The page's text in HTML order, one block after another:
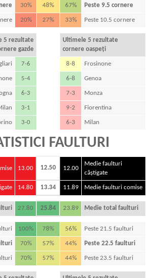
30% 48% 67% Peste 9.5 cornere
20% 27% 33% Peste 10.5 cornere
5 rezultate
gazde
Ultimele 5 rezultate
cornere oaspeți
7-6 8-8 Frosinone
5-4 6-8 Genoa
6-3 7-3 Monza
3-1 9-2 Fiorentina
3-0 6-3 Milan
FAULTURI
13.00 12.50 12.00
Medie faulturi
câștigate
14.80 13.34 11.89 Medie faulturi comise
27.80 25.84 23.89 Medie total faulturi
100% 78% 56% Peste 21.5 faulturi
70% 57% 44% Peste 22.5 faulturi
70% 57% 44% Peste 23.5 faulturi